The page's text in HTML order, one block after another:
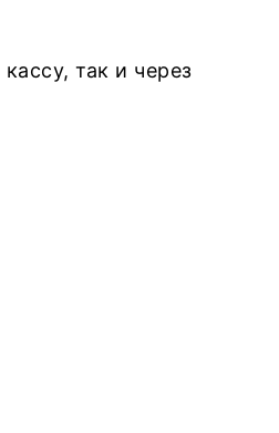
так и через